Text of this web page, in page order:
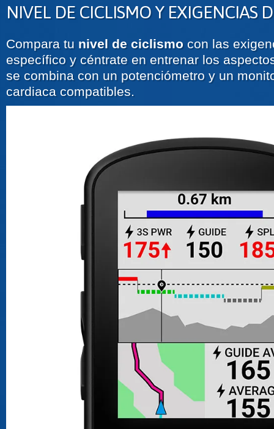
NIVEL DE CICLISMO Y EXIGENCIAS
Compara tu nivel de ciclismo con las
específico y céntrate en entrenar los
se combina con un potenciómetro y un
cardiaca compatibles.